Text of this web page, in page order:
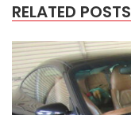
RELATED POSTS